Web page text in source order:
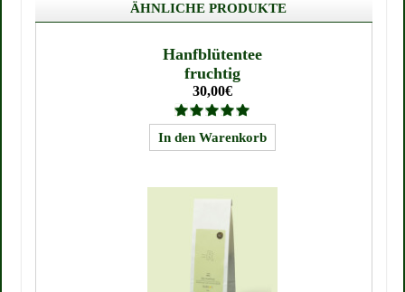
ÄHNLICHE PRODUKTE
Hanfblütentee
fruchtig
30,00€